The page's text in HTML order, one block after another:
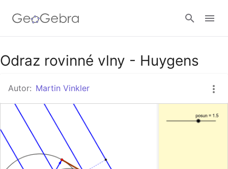
Google Classroom
GeoGebra Třída
Odraz rovinné vlny - Huygens
Autor: Martin Vinkler